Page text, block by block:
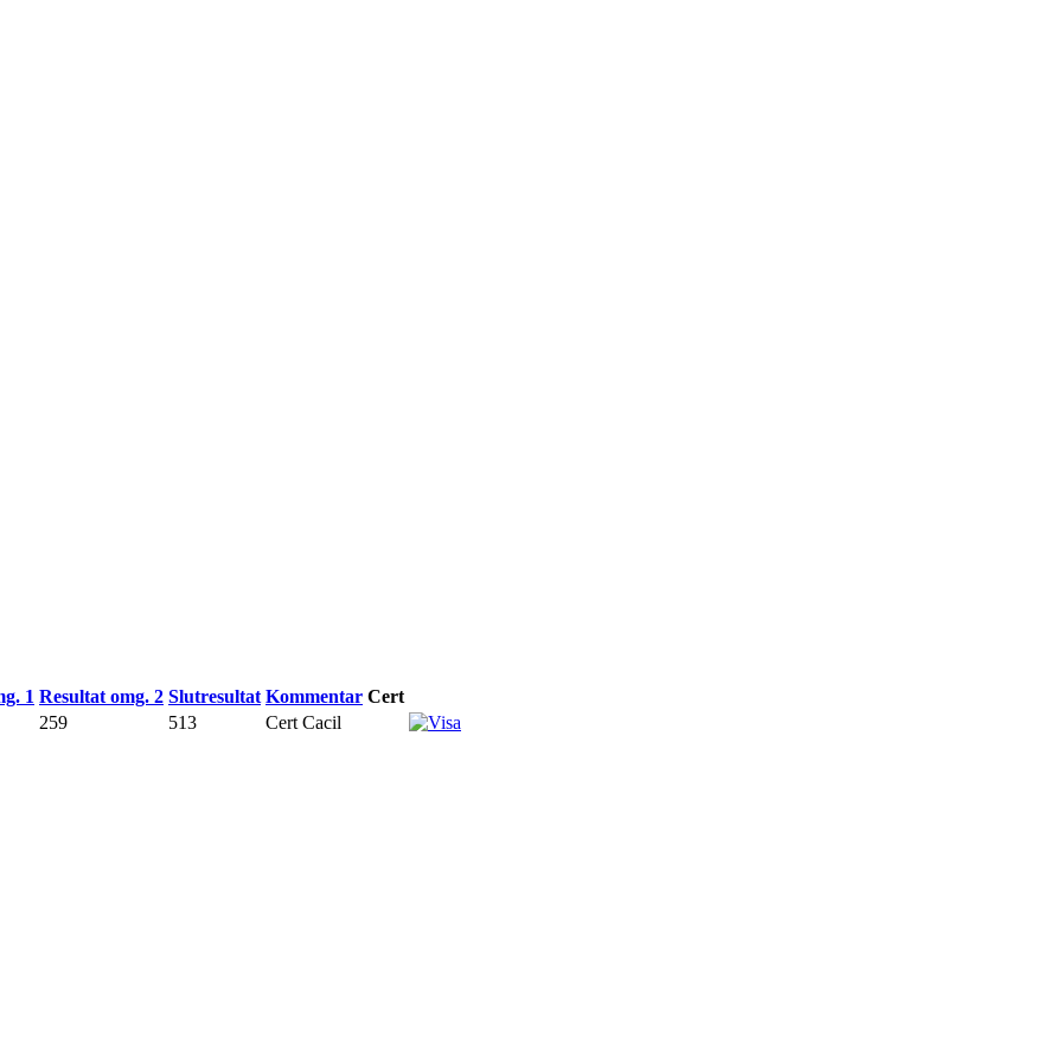
1 Resultat omg. 2 Slutresultat Kommentar Cert
259
513 Cert Cacil